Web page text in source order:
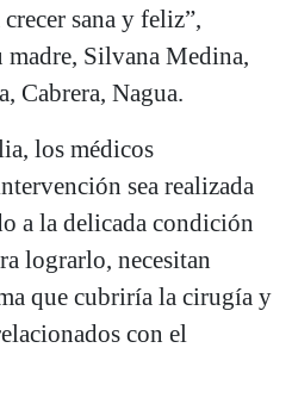
sana y feliz”,
Silvana Medina,
Cabrera, Nagua.
los médicos
sea realizada
a la delicada condición
lograrlo, necesitan
que cubriría la cirugía y
con el